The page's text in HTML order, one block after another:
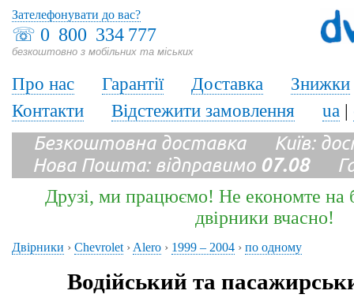
☏ 0 800 334 777
безкоштовно з мобільних та міських
Зателефонувати до вас?
Про нас Гарантії Доставка
Знижки
Контакти
Відстежити замовлення ua |
Безкоштовна доставка Київ:
Нова Пошта: відправимо 07.08
Друзі, ми працюємо! Не економте на
двірники вчасно!
Двірники › Chevrolet › Alero › 1999 – 2004 › по одному
Водійський та